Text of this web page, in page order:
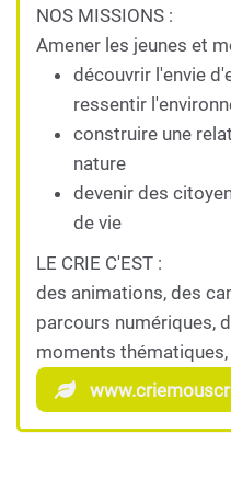
NOS MISSIONS :
Amener les jeunes et
découvrir l'envie
ressentir
construire une
nature
devenir des
de vie
LE CRIE C'EST :
des animations, des
parcours numériques,
moments thématiques,